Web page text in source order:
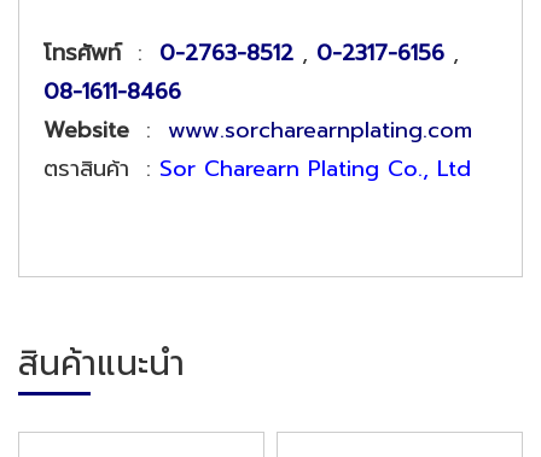
โทรศัพท์ : 0-2763-8512 , 0-2317-6156 ,
08-1611-8466
Website : www.sorcharearnplating.com
ตราสินค้า : Sor Charearn Plating Co., Ltd
สินค้าแนะนำ